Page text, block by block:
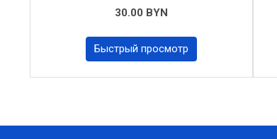
30.00 BYN
Быстрый просмотр